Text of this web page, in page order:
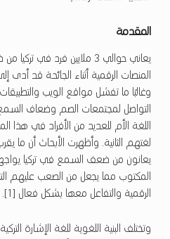
المقدمة
يعاني حوالي 3 ملايين فرد
المنصات الرقمية أثناء الجائحة قد أدى
وغالبًا ما تفشل مواقع الويب
اللغة الأم للعديد من الأفراد في هذا
يعانون من ضعف السمع في تركيا
المكتوب مما يجعل من الصعب عليهم
الرقمية والتفاعل معها بشكل فعال [1].
وتختلف البنية اللغوية للغة الإشارة